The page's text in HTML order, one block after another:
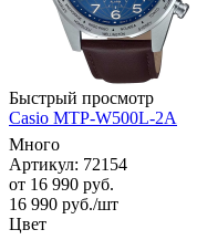
Быстрый просмотр
Casio MTP-W500L-2A
Много
Артикул: 72154
от 16 990 руб.
16 990 руб./шт
Цвет